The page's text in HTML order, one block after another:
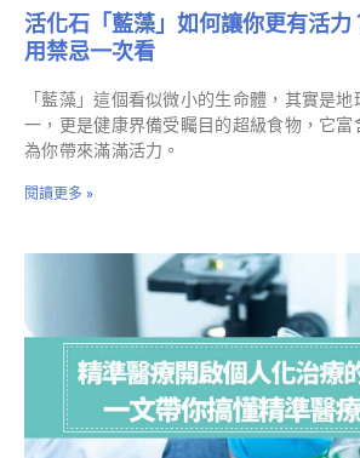
活化石「藍藻」如何讓你更有活力
用禁忌一次看
「藍藻」這個看似微小的生命體，其實是
一，更是健康界備受矚目的超級食物，它富
為你帶來滿滿活力。
閱讀更多 »